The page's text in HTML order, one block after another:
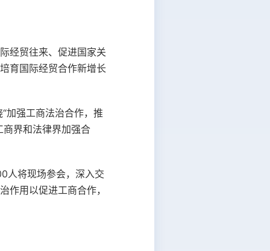
经贸往来、促进国家关
育国际经贸合作新增长
加强工商法治合作，推
界和法律界加强合
人将现场参会，深入交
作用以促进工商合作，